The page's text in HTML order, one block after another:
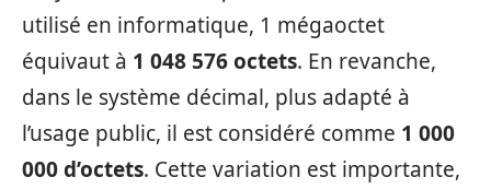
utilisé en informatique, 1 mégaoctet
équivaut à 1 048 576 octets. En revanche,
dans le système décimal, plus adapté à
l’usage public, il est considéré comme 1 000
000 d’octets. Cette variation est importante,